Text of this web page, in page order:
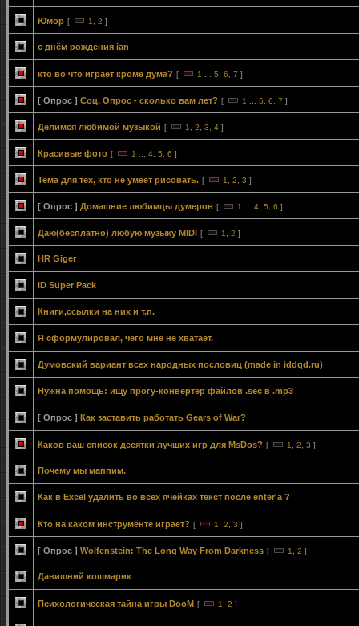
Юмор [ 1 2 ]
с днём рождения ian
кто во что играет кроме дума? [ 1 5 6 7 ]
[ Опрос ] Соц. Опрос - сколько вам лет? [ 1 5 6 7 ]
Делимcя любимой музыкой [ 1 2 3 4 ]
Красивые фото [ 1 4 5 6 ]
Тема для тех, кто не умеет рисовать. [ 1 2 3 ]
[ Опрос ] Домашние любимцы думеров [ 1 4 5 6 ]
Даю(бесплатно) любую музыку MIDI [ 1 2 ]
HR Giger
ID Super Pack
Книги,ссылки на них и т.п.
Я сформулировал, чего мне не хватает.
Думовский вариант всех народных пословиц (made in iddqd.ru)
Нужна помощь: ищу прогу-конвертер файлов .sec в .mp3
[ Опрос ] Как заставить работать Gears of War?
Каков ваш список десятки лучших игр для MsDos? [ 1 2 3 ]
Почему мы маппим.
Как в Excel удалить во всех ячейках текст после enter'а ?
Кто на каком инструменте играет? [ 1 2 3 ]
[ Опрос ] Wolfenstein: The Long Way From Darkness [ 1 2 ]
Давишний кошмарик
Психологическая тайна игры DooM [ 1 2 ]